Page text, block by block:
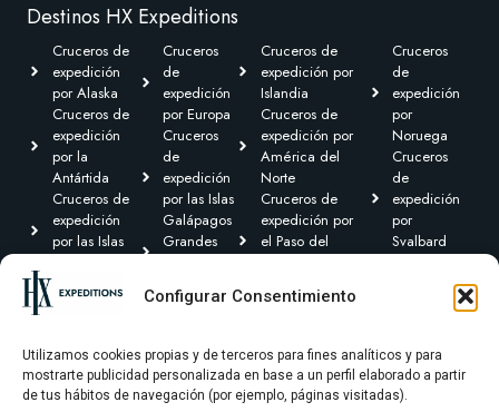
Configurar Consentimiento
Utilizamos cookies propias y de terceros para fines analíticos y para
mostrarte publicidad personalizada en base a un perfil elaborado a partir
de tus hábitos de navegación (por ejemplo, páginas visitadas).
Destinos HX Expeditions
Cruceros de
expedición
por Alaska
Cruceros de
expedición
por la
Antártida
Cruceros de
expedición
por las Islas
Cruceros de
expedición por
Centroamérica
Cruceros
de
expedición
por Europa
Cruceros
de
expedición
por las Islas
Galápagos
Grandes
expedición
Groenlandia
Cruceros de
expedición por
Islandia
Cruceros de
expedición por
América del
Norte
Cruceros de
expedición por
el Paso del
Cruceros de
Sudamérica
Cruceros
de
expedición
por
Noruega
Cruceros
de
expedición
por
Svalbard
Transoceánicas